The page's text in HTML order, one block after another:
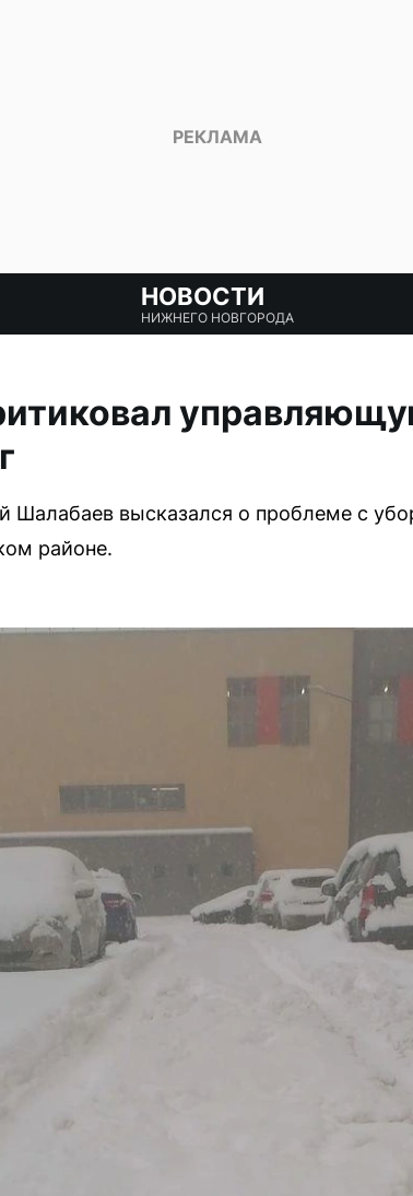
НОВОСТИ
НИЖНЕГО НОВГОРОДА
высказался о проблеме с
районе.